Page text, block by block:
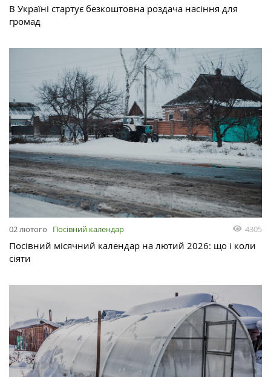
В Україні стартує безкоштовна роздача насіння для
громад
02 лютого Посівний календар 4305
Посівний місячний календар на лютий 2026: що і коли
сіяти